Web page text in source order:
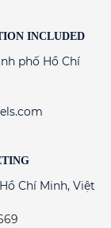
INCLUDED
phố Hồ Chí
Chí Minh, Việt